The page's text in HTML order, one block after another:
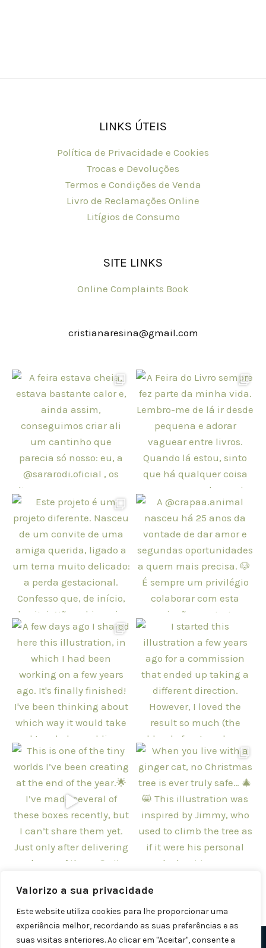
Valorizo a sua privacidade
Este website utiliza cookies para lhe proporcionar uma
experiência melhor, recordando as suas preferências e as
suas visitas anteriores. Ao clicar em "Aceitar", consente a
LINKS ÚTEIS
Política de Privacidade e Cookies
Trocas e Devoluções
Termos e Condições de Venda
Livro de Reclamações Online
Litígios de Consumo
SITE LINKS
Online Complaints Book
cristianaresina@gmail.com